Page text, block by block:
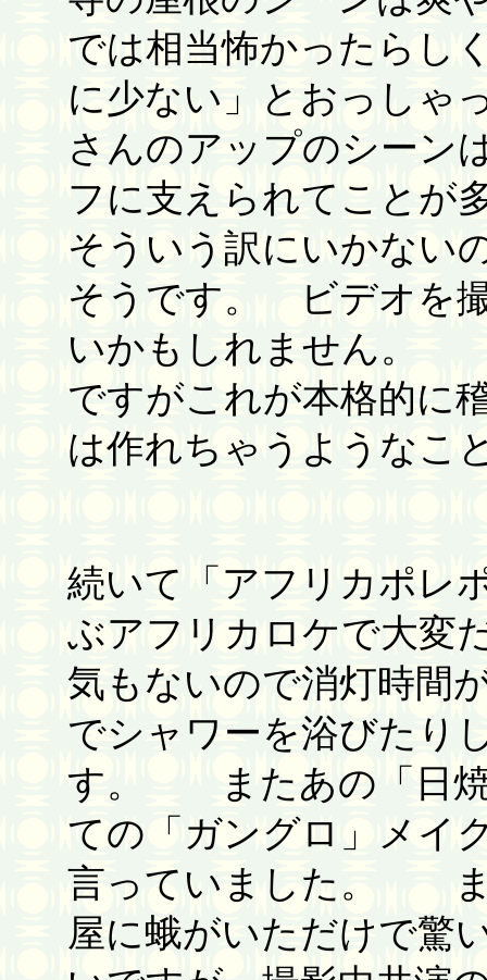
では相当怖かったらし
に少ない」とおっしゃ
さんのアップのシーン
フに支えられてことが
そういう訳にいかない
そうです。 ビデオを
いかもしれません。
ですがこれが本格的に
は作れちゃうようなこ
続いて「アフリカポ
ぶアフリカロケで大変
気もないので消灯時間
でシャワーを浴びたり
す。 またあの「日焼
ての「ガングロ」メイ
言っていました。 ま
屋に蛾がいただけで驚